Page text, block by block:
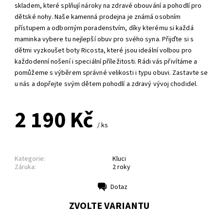
skladem, které splňují nároky na zdravé obouvání a pohodlí pro
dětské nohy. Naše kamenná prodejna je známá osobním
přístupem a odborným poradenstvím, díky kterému si každá
maminka vybere tu nejlepší obuv pro svého syna. Přijďte si s
dětmi vyzkoušet boty Ricosta, které jsou ideální volbou pro
každodenní nošení i speciální příležitosti. Rádi vás přivítáme a
pomůžeme s výběrem správné velikosti i typu obuvi. Zastavte se
u nás a dopřejte svým dětem pohodlí a zdravý vývoj chodidel.
2 190 Kč / ks
Kategorie:
Kluci
Záruka:
2 roky
Dotaz
ZVOLTE VARIANTU